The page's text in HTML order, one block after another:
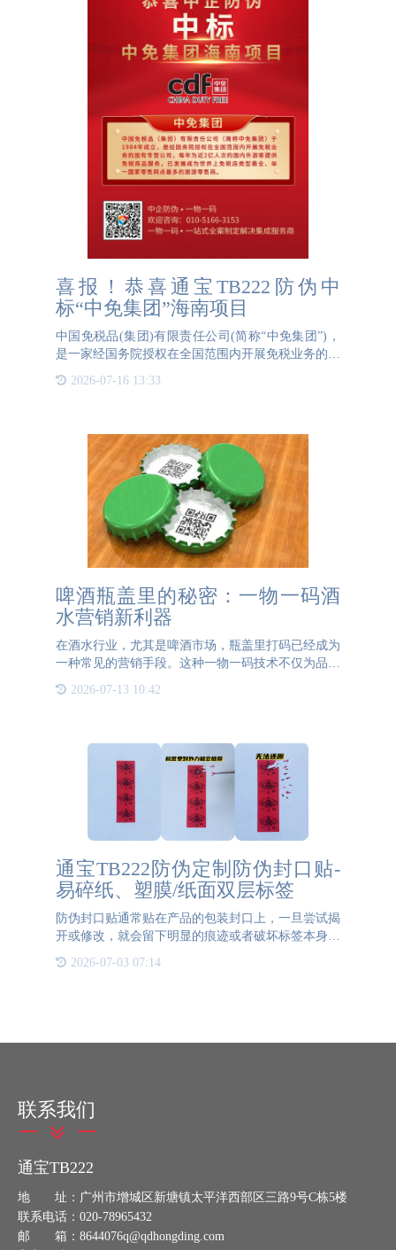
喜报！恭喜通宝TB222防伪中
标“中免集团”海南项目
中国免税品(集团)有限责任公司(简称“中免集团”)，
是一家经国务院授权在全国范围内开展免税业务的国
有专营公司。成立于1984年。中国免税品集团在中国
30多个省、市、自治区、特别行政区和柬埔寨等地设
2026-07-16 13:33
啤酒瓶盖里的秘密：一物一码酒
水营销新利器
在酒水行业，尤其是啤酒市场，瓶盖里打码已经成为
一种常见的营销手段。这种一物一码技术不仅为品牌
体验。那么，瓶盖里的一物一码到底有什么作用呢？
2026-07-13 10:42
通宝TB222防伪定制防伪封口贴-
易碎纸、塑膜/纸面双层标签
防伪封口贴通常贴在产品的包装封口上，一旦尝试揭
开或修改，就会留下明显的痕迹或者破坏标签本身，
从而表明该产品可能已经被篡改或遭到过未经授权的
干预。在封口进行防伪的原因是为了保护产品的完整
2026-07-03 07:14
联系我们
通宝TB222
地 址：广州市增城区新塘镇太平洋西部区三路9号C栋5楼
联系电话：020-78965432
邮 箱：8644076q@qdhongding.com